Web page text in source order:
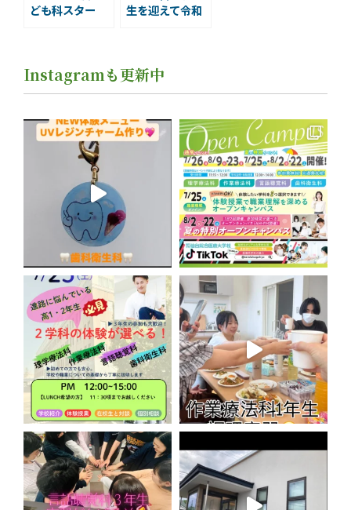
ども科スター
な一歩を踏み出
しました」￼
生を迎えて令和
Instagramも更新中